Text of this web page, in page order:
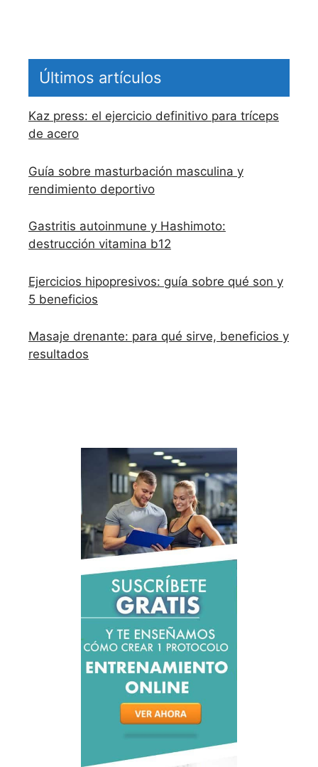
Últimos artículos
Kaz press: el ejercicio definitivo para tríceps
de acero
Guía sobre masturbación masculina y
rendimiento deportivo
Gastritis autoinmune y Hashimoto:
destrucción vitamina b12
Ejercicios hipopresivos: guía sobre qué son y
5 beneficios
Masaje drenante: para qué sirve, beneficios y
resultados